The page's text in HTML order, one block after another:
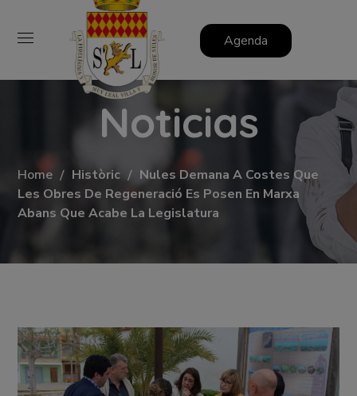
Agenda
Noticias
Home Històric
Nules Demana A Costes Que
Les Obres De Regeneració Es Posen En Marxa
Abans Que Acabe La Legislatura